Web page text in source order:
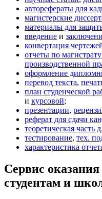
авторефераты для
магистерские
материалы для
введение и
конвертация
отчеты по
производственной
оформление
перевод текста,
план студенческой
и курсовой;
презентации,
реферат для сдачи
теоретическая часть
тестирование, тех.
характеристика
Сервис
студентам и